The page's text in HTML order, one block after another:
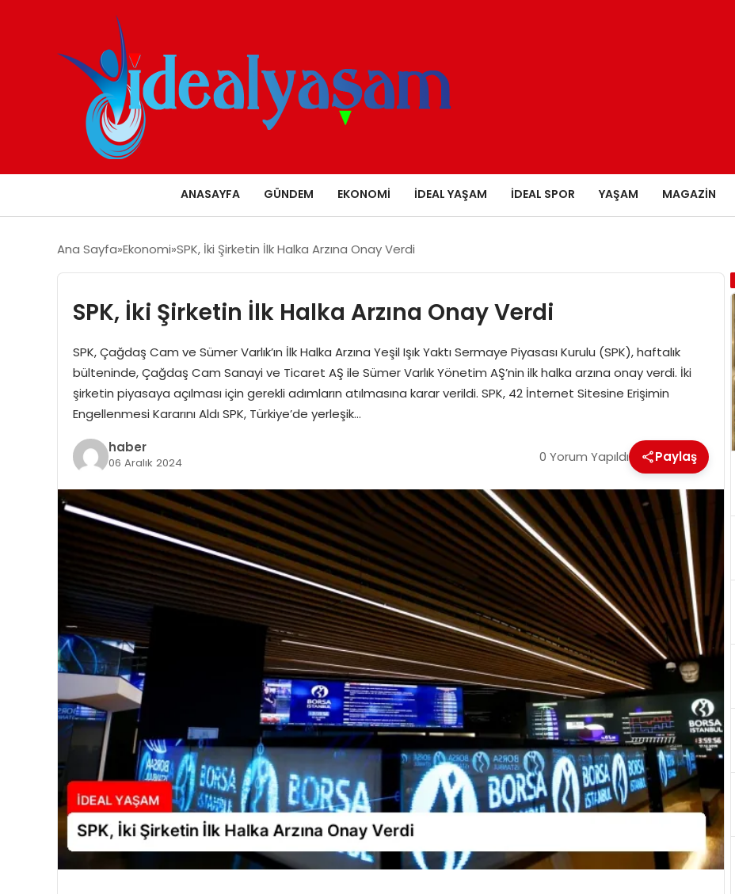
ANASAYFA GÜNDEM EKONOMI İDEAL YAŞAM İDEAL SPOR YAŞAM MAGAZIN
Ana Sayfa Ekonomi SPK, İki Şirketin İlk Halka Arzına Onay Verdi
SPK, İki Şirketin İlk Halka Arzına Onay Verdi
SPK, Çağdaş Cam ve Sümer Varlık’ın İlk Halka Arzına Yeşil Işık Yaktı Sermaye Piyasası Kurulu (SPK), haftalık
bülteninde, Çağdaş Cam Sanayi ve Ticaret AŞ ile Sümer Varlık Yönetim AŞ’nin ilk halka arzına onay verdi. İki
şirketin piyasaya açılması için gerekli adımların atılmasına karar verildi. SPK, 42 İnternet Sitesine Erişimin
Engellenmesi Kararını Aldı SPK, Türkiye’de yerleşik…
haber
06 Aralık 2024 0 Yorum Yapıldı Paylaş